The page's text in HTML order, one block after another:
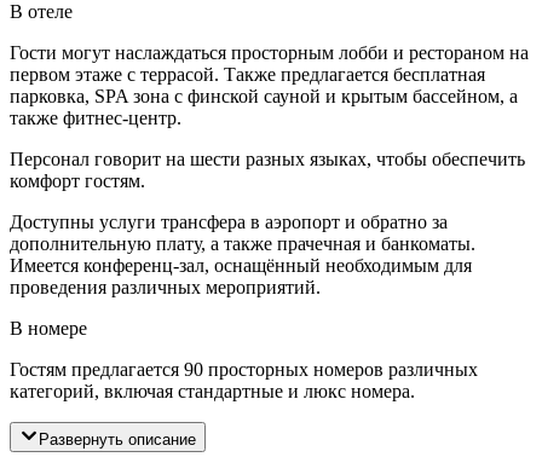
В отеле
Гости могут наслаждаться просторным лобби и рестораном на
первом этаже с террасой. Также предлагается бесплатная
парковка, SPA зона с финской сауной и крытым бассейном, а
также фитнес-центр.
Персонал говорит на шести разных языках, чтобы обеспечить
комфорт гостям.
Доступны услуги трансфера в аэропорт и обратно за
дополнительную плату, а также прачечная и банкоматы.
Имеется конференц-зал, оснащённый необходимым для
проведения различных мероприятий.
В номере
Гостям предлагается 90 просторных номеров различных
категорий, включая стандартные и люкс номера.
Развернуть описание